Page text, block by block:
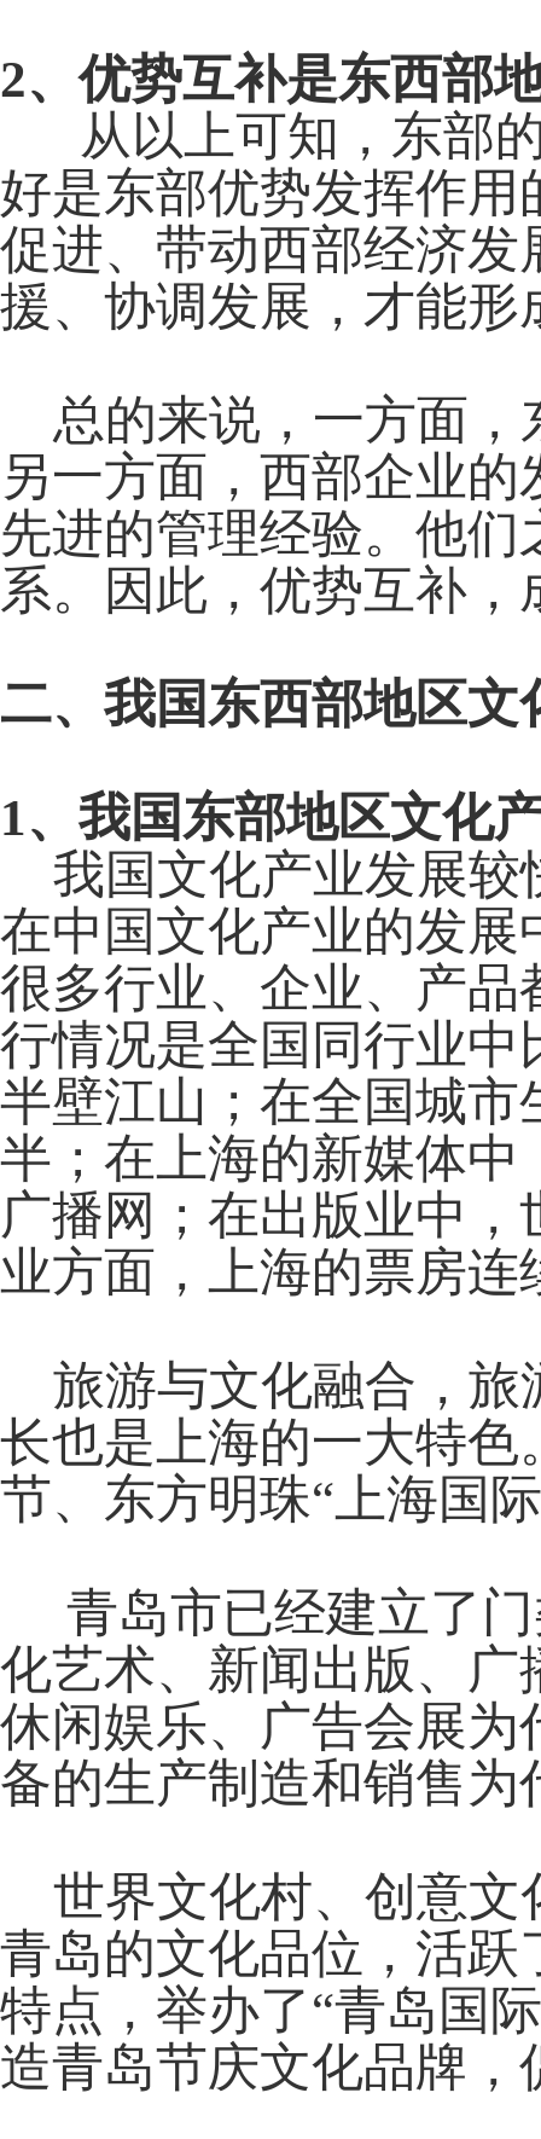
2、优势互补是东西部
从以上可知，东部的
好是东部优势发挥作
促进、带动西部经济
援、协调发展，才能
总的来说，一方面，
另一方面，西部企业
先进的管理经验。他
系。因此，优势互补
二、我国东西部地区文
1、我国东部地区文化
我国文化产业发展较
在中国文化产业的发
很多行业、企业、产
行情况是全国同行业
半壁江山；在全国城
半；在上海的新媒体
广播网；在出版业中
业方面，上海的票房连
旅游与文化融合，旅
长也是上海的一大特色
节、东方明珠“上海国
青岛市已经建立了门
化艺术、新闻出版、
休闲娱乐、广告会展
备的生产制造和销售
世界文化村、创意文
青岛的文化品位，活
特点，举办了“青岛国
造青岛节庆文化品牌